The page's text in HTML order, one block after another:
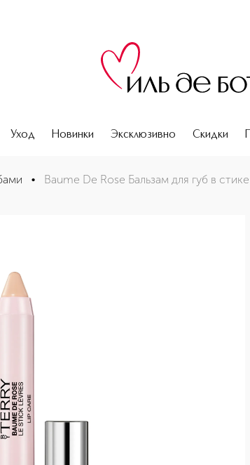
Уход Новинки Эксклюзивно Скидки
• Baume De Rose Бальзам для губ в стике